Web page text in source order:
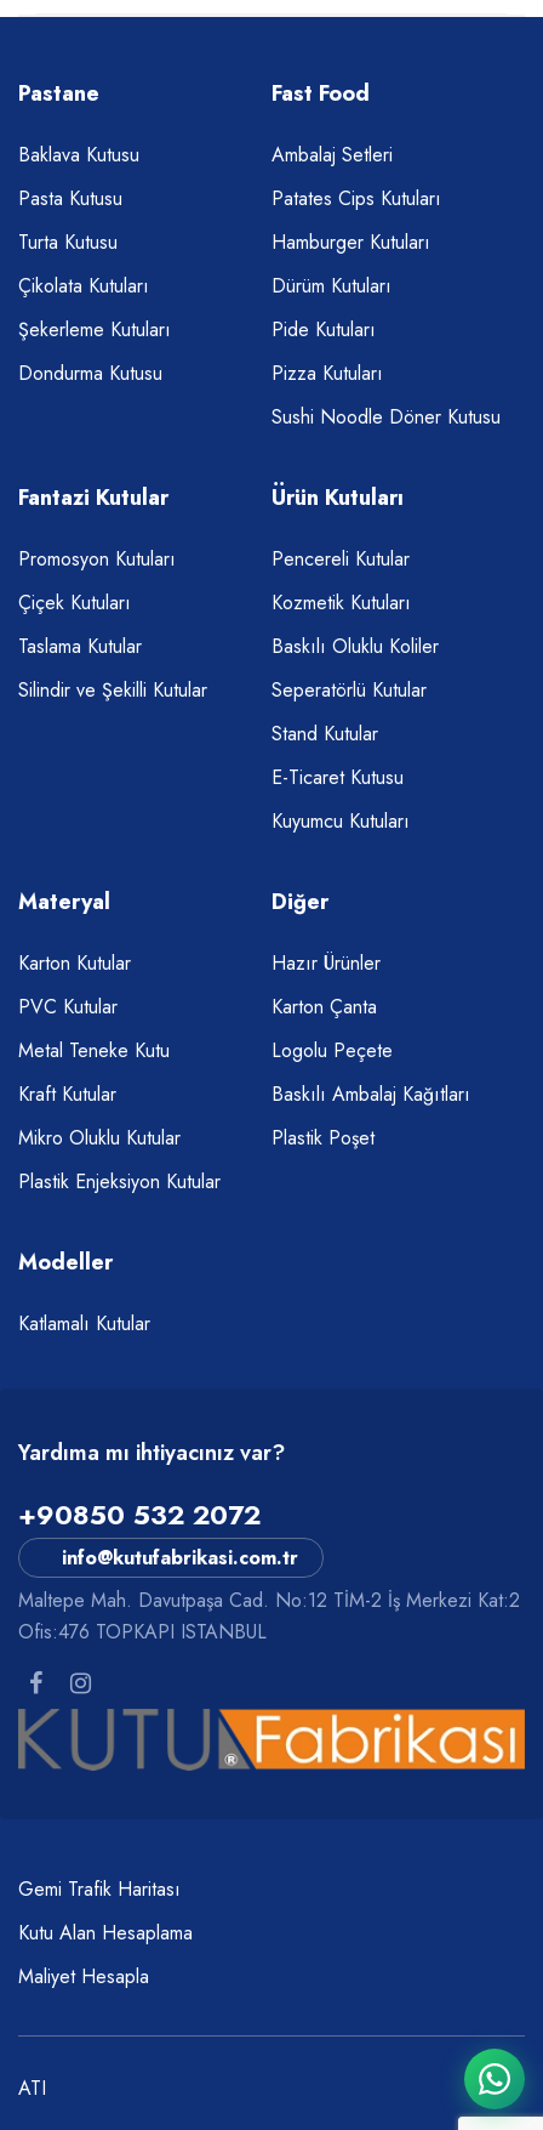
Pastane
Baklava Kutusu
Pasta Kutusu
Turta Kutusu
Çikolata Kutuları
Şekerleme Kutuları
Dondurma Kutusu
Fast Food
Ambalaj Setleri
Patates Cips Kutuları
Hamburger Kutuları
Dürüm Kutuları
Pide Kutuları
Pizza Kutuları
Sushi Noodle Döner Kutusu
Fantazi Kutular
Promosyon Kutuları
Çiçek Kutuları
Taslama Kutular
Silindir ve Şekilli Kutular
Ürün Kutuları
Pencereli Kutular
Kozmetik Kutuları
Baskılı Oluklu Koliler
Seperatörlü Kutular
Stand Kutular
E-Ticaret Kutusu
Kuyumcu Kutuları
Materyal
Karton Kutular
PVC Kutular
Metal Teneke Kutu
Kraft Kutular
Mikro Oluklu Kutular
Plastik Enjeksiyon Kutular
Diğer
Hazır Ürünler
Karton Çanta
Logolu Peçete
Baskılı Ambalaj Kağıtları
Plastik Poşet
Modeller
Katlamalı Kutular
Yardıma mı ihtiyacınız var?
+90850 532 2072
info@kutufabrikasi.com.tr
Maltepe Mah. Davutpaşa Cad. No:12 TİM-2 İş Merkezi Kat:2
Ofis:476 TOPKAPI ISTANBUL
Gemi Trafik Haritası
Kutu Alan Hesaplama
Maliyet Hesapla
ATI